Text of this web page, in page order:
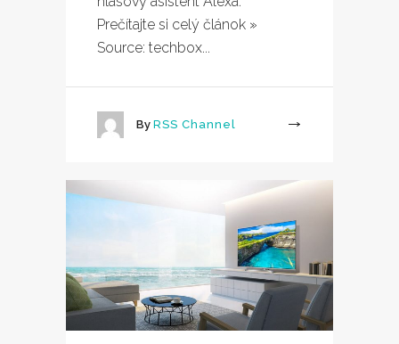
Prečítajte si celý článok »
Source: techbox...
By RSS Channel
More